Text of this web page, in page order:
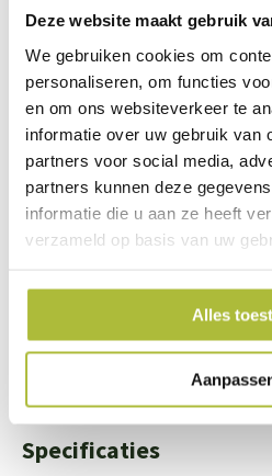
Deze website maakt gebruik
We gebruiken cookies om
personaliseren, om functies
en om ons websiteverkeer te
informatie over uw gebruik van
partners voor social media,
partners kunnen deze
informatie die u aan ze heeft
verzameld op basis van uw
Alles
We staan voor je
Wil je advies of heb je een vraag?
Start chat
Whatsapp0344-228103
Specificaties